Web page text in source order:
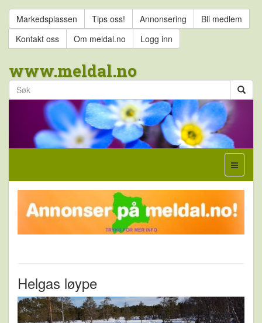
Markedsplassen Tips oss! Annonsering
Bli medlem
Kontakt oss
Om meldal.no Logg inn
www.meldal.no
Helgas løype